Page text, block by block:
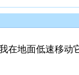
在地面低速移动